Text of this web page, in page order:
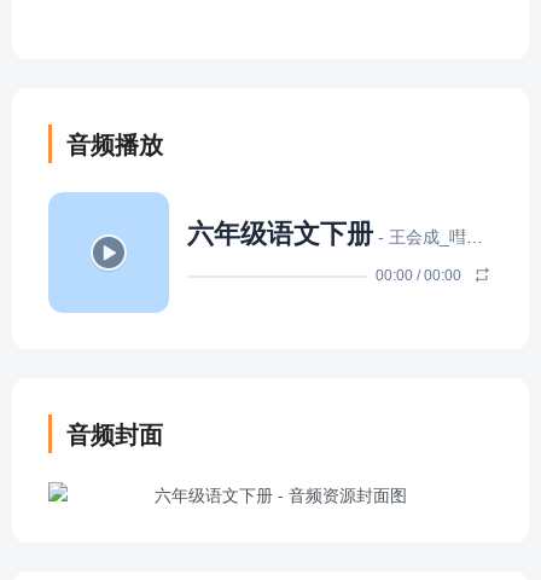
音频播放
六年级语文下册 - 王会成_嘒彼小星
00:00 /00:00
音频封面